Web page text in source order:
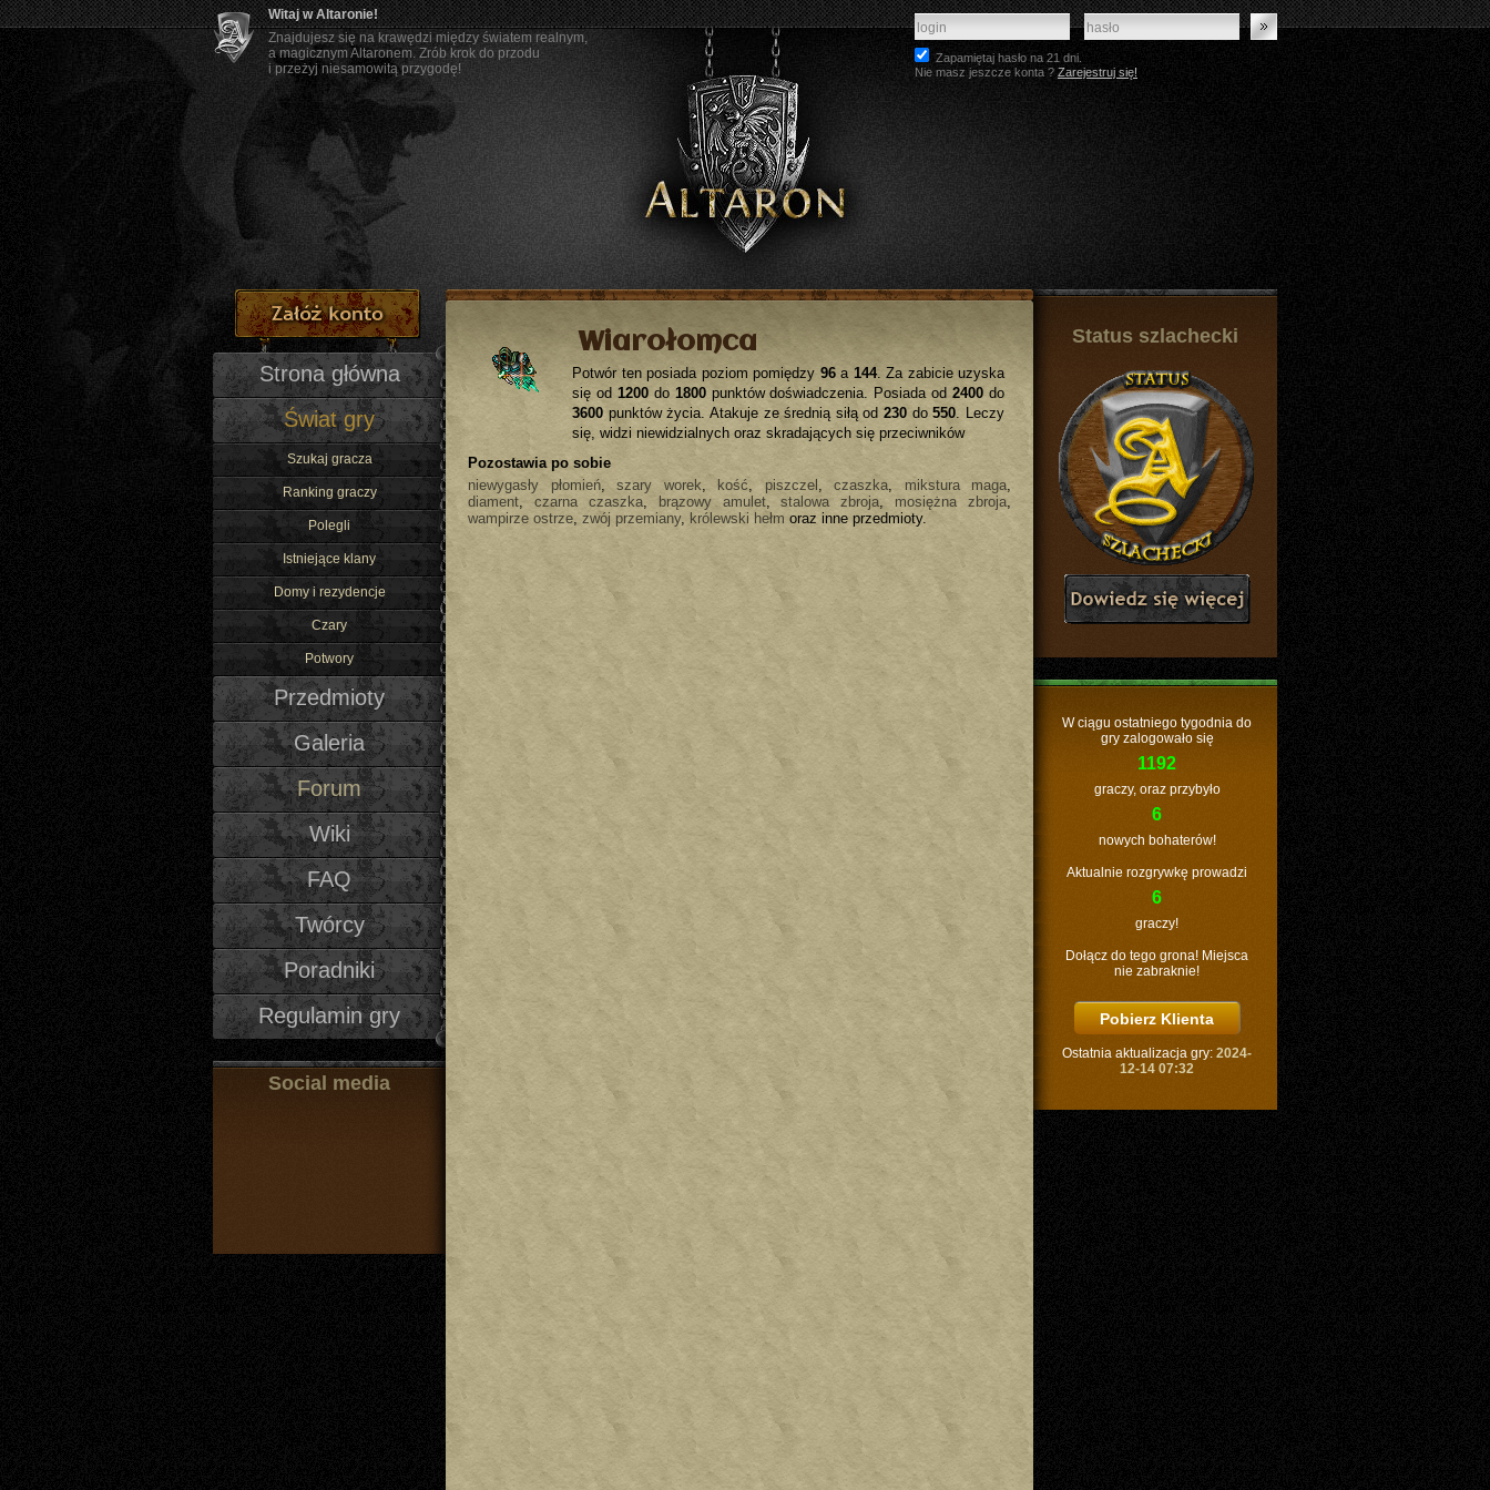
Witaj w Altaronie!
Znajdujesz się na krawędzi między światem realnym,
a magicznym Altaronem. Zrób krok do przodu
i przeżyj niesamowitą przygodę!
Zapamiętaj hasło na 21 dni.
Nie masz jeszcze konta ? Zarejestruj się!
Strona główna
Świat gry
Szukaj gracza
Ranking graczy
Polegli
Istniejące klany
Domy i rezydencje
Czary
Potwory
Przedmioty
Galeria
Forum
Wiki
FAQ
Twórcy
Poradniki
Regulamin gry
Social media
Wiarołomca
Potwór ten posiada poziom pomiędzy 96a 144. Za zabicie uzyska
się od 1200do 1800punktów doświadczenia. Posiada od2400 do
3600 punktów życia. Atakuje ze średnią siłą od230 do550. Leczy
się, widzi niewidzialnych oraz skradających się przeciwników
Pozostawia po sobie
niewygasły płomień, szary worek, kość,piszczel , czaszka, mikstura maga,
diament, czarna czaszka, brązowy amulet,stalowa zbroja, mosiężna zbroja,
wampirze ostrze, zwój przemiany, królewski hełm oraz inne przedmioty.
Status szlachecki
W ciągu ostatniego tygodnia do
gry zalogowało się
1192
graczy, oraz przybyło
6
nowych bohaterów!
Aktualnie rozgrywkę prowadzi
6
graczy!
Dołącz do tego grona! Miejsca
nie zabraknie!
Ostatnia aktualizacja gry: 2024-
12-14 07:32